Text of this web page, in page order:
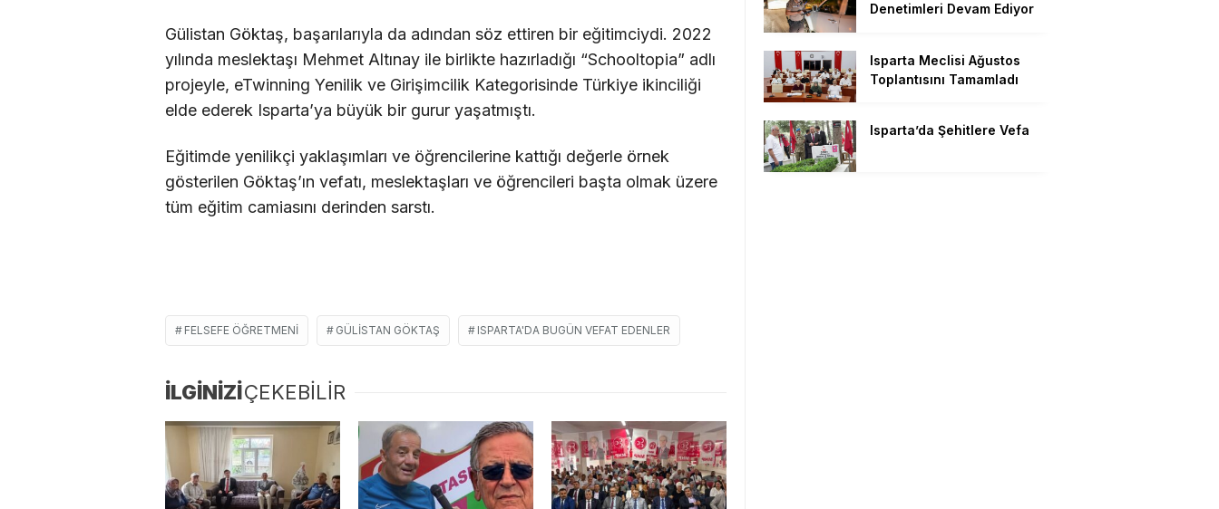
Gülistan Göktaş, başarılarıyla da adından söz ettiren bir eğitimciydi. 2022
yılında meslektaşı Mehmet Altınay ile birlikte hazırladığı “Schooltopia” adlı
projeyle, eTwinning Yenilik ve Girişimcilik Kategorisinde Türkiye ikinciliği
elde ederek Isparta’ya büyük bir gurur yaşatmıştı.
Eğitimde yenilikçi yaklaşımları ve öğrencilerine kattığı değerle örnek
gösterilen Göktaş’ın vefatı, meslektaşları ve öğrencileri başta olmak üzere
tüm eğitim camiasını derinden sarstı.
FELSEFE ÖĞRETMENI GÜLISTAN GÖKTAŞ ISPARTA'DA BUGÜN VEFAT EDENLER
İLGİNİZİÇEKEBİLİR
Denetimleri Devam Ediyor
Isparta Meclisi Ağustos
Toplantısını Tamamladı
Isparta’da Şehitlere Vefa